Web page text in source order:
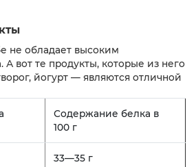
не обладает высоким
вот те продукты, которые из него
йогурт — являются отличной
Содержание белка в
100 г
33—35 г